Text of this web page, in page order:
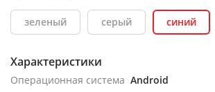
зеленый серый синий
Характеристики
Операционная система Android